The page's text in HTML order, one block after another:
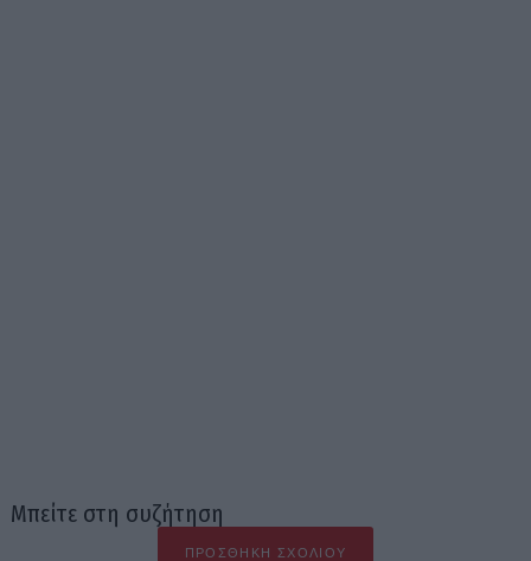
Μπείτε στη συζήτηση
ΠΡΟΣΘΉΚΗ ΣΧΟΛΊΟΥ